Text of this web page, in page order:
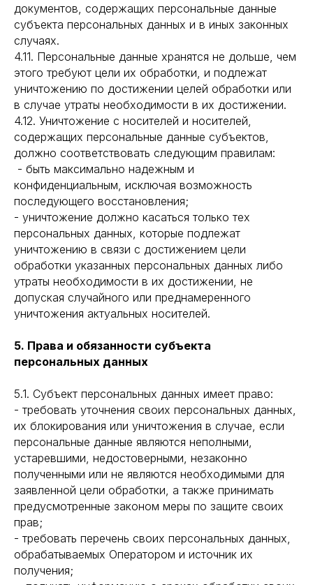
документов, содержащих персональные данные
субъекта персональных данных и в иных законных
случаях.
4.11. Персональные данные хранятся не дольше, чем
этого требуют цели их обработки, и подлежат
уничтожению по достижении целей обработки или
в случае утраты необходимости в их достижении.
4.12. Уничтожение с носителей и носителей,
содержащих персональные данные субъектов,
должно соответствовать следующим правилам:
- быть максимально надежным и
конфиденциальным, исключая возможность
последующего восстановления;
- уничтожение должно касаться только тех
персональных данных, которые подлежат
уничтожению в связи с достижением цели
обработки указанных персональных данных либо
утраты необходимости в их достижении, не
допуская случайного или преднамеренного
уничтожения актуальных носителей.
5. Права и обязанности субъекта
персональных данных
5.1. Субъект персональных данных имеет право:
- требовать уточнения своих персональных данных,
их блокирования или уничтожения в случае, если
персональные данные являются неполными,
устаревшими, недостоверными, незаконно
полученными или не являются необходимыми для
заявленной цели обработки, а также принимать
предусмотренные законом меры по защите своих
прав;
- требовать перечень своих персональных данных,
обрабатываемых Оператором и источник их
получения;